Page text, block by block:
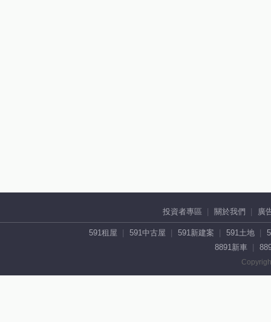
投資者專區 關於我們 廣
591租屋 591中古屋 591新建案 591土地
8891新車